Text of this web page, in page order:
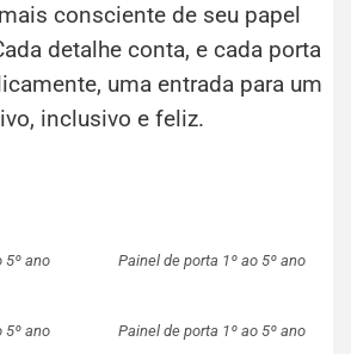
consciente de seu papel
detalhe conta, e cada porta
uma entrada para um
inclusivo e feliz.
5º ano Painel de porta 1º ao 5º ano
5º ano Painel de porta 1º ao 5º ano